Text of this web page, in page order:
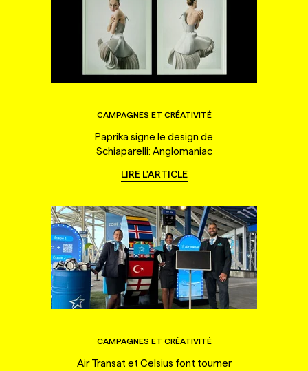
CAMPAGNES ET CRÉATIVITÉ
Paprika signe le design de
Schiaparelli: Anglomaniac
LIRE L'ARTICLE
CAMPAGNES ET CRÉATIVITÉ
Air Transat et Celsius font tourner